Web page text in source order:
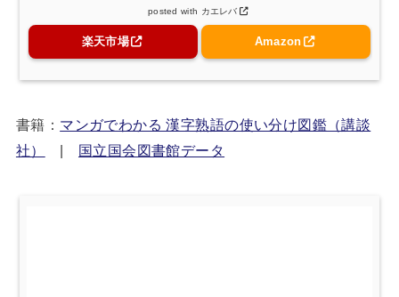
posted with カエレバ
楽天市場 Amazon
書籍： マンガでわかる 漢字熟語の使い分け図鑑（講談
社）
| 国立国会図書館データ